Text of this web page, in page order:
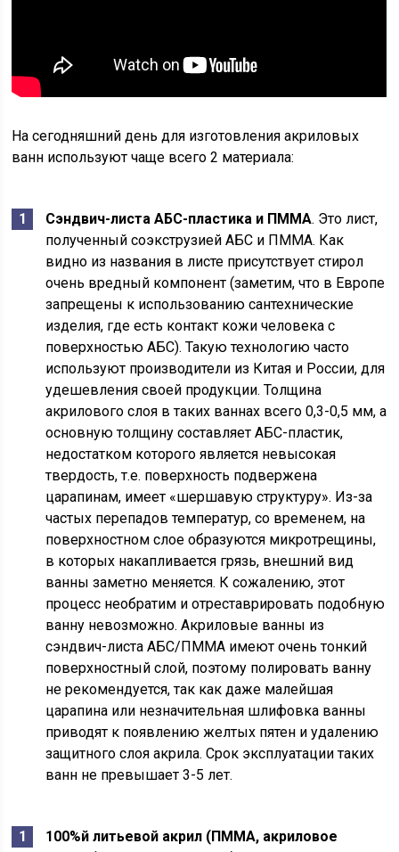
На сегодняшний день для изготовления акриловых
ванн используют чаще всего 2 материала:
Сэндвич-листа АБС-пластика и ПММА. Это лист,
полученный соэкструзией АБС и ПММА. Как
видно из названия в листе присутствует стирол
очень вредный компонент (заметим, что в Европе
запрещены к использованию сантехнические
изделия, где есть контакт кожи человека с
поверхностью АБС). Такую технологию часто
используют производители из Китая и России, для
удешевления своей продукции. Толщина
акрилового слоя в таких ваннах всего 0,3-0,5 мм, а
основную толщину составляет АБС-пластик,
недостатком которого является невысокая
твердость, т.е. поверхность подвержена
царапинам, имеет «шершавую структуру». Из-за
частых перепадов температур, со временем, на
поверхностном слое образуются микротрещины,
в которых накапливается грязь, внешний вид
ванны заметно меняется. К сожалению, этот
процесс необратим и отреставрировать подобную
ванну невозможно. Акриловые ванны из
сэндвич-листа АБС/ПММА имеют очень тонкий
поверхностный слой, поэтому полировать ванну
не рекомендуется, так как даже малейшая
царапина или незначительная шлифовка ванны
приводят к появлению желтых пятен и удалению
защитного слоя акрила. Срок эксплуатации таких
ванн не превышает 3-5 лет.
100%й литьевой акрил (ПММА, акриловое